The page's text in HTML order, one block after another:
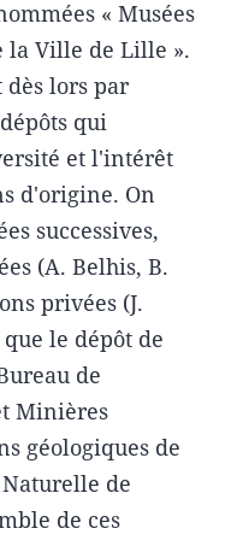
« Musées
la Ville de Lille ».
lors par
qui
et l'intérêt
d'origine. On
successives,
(A. Belhis, B.
privées (J.
le dépôt de
de
Minières
géologiques de
de
de ces